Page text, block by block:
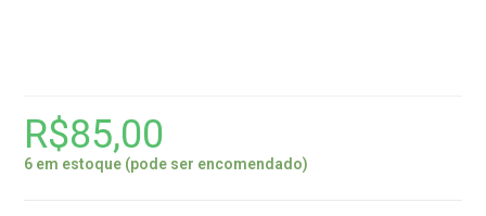
R$85,00
6 em estoque (pode ser encomendado)